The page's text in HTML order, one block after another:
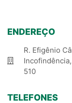
ENDEREÇO
R. Efigênio
510
TELEFONES